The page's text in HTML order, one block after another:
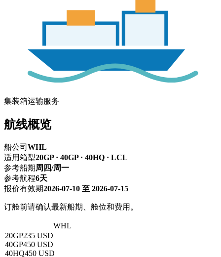
集装箱运输服务
航线概览
船公司 WHL
适用箱型20GP · 40GP · 40HQ · LCL
参考船期 周四/周一
参考航程6天
报价有效期2026-07-10 至 2026-07-15
订舱前请确认最新船期、舱位和费用。
WHL
20GP235 USD
40GP450 USD
40HQ450 USD